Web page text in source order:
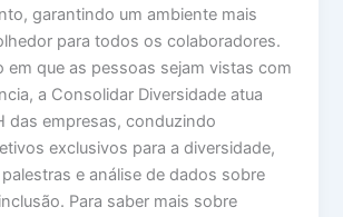
garantindo um ambiente mais
para todos os colaboradores.
em que as pessoas sejam vistas com
a Consolidar Diversidade atua
das empresas, conduzindo
exclusivos para a diversidade,
e análise de dados sobre
Para saber mais sobre